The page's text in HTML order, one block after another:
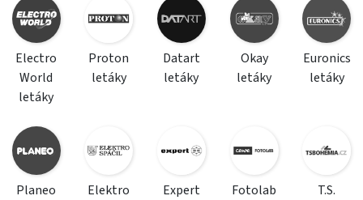
Electro
World
letáky
Proton
letáky
Datart
letáky
Okay
letáky
Euronics
letáky
Planeo
Elektro
Expert
Fotolab
T.S.